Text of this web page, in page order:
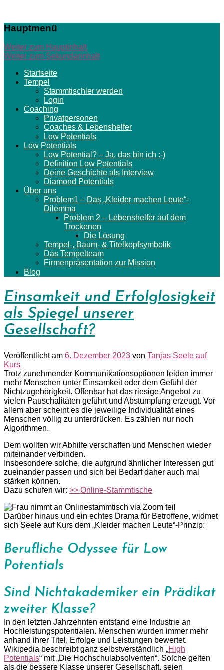
Seele auf
Online-
Stammtische
| 3D-
Begegnungen
| Coaching
Coaches, Firmen
& Sponsoren für
Low Potentials
Hauptmenü
Weiter zum Hauptinhalt
Weiter zum Sekundärinhalt
Startseite
Tempel
Stammtischler werden
Login
Coaching
Privatpersonen
Coaches & Lebenshelfer
Low Potentials
Low Potentials
Low Potential? – Ja, das bin ich :-)
Definition Low Potentials
Deine Geschichte als Interview
Diamond Potentials
Über uns
Problem1 – Das „Kleider machen Leute“-
Dilemma
Problem 2 – Lebenshelfer auf dem
Trockenen
Die Lösung
Tempel-, Baum- & Titelkopfsymbolik
Das Tempelteam
Firmenpräsentation zur Mission
Blog
Einsamkeit und Erfolglosigkeit
als Spiegel unserer
Gesellschaft?
Veröffentlicht am 6. Dezember 2023 von Tanjas Seele auf
Kurs
Trotz zunehmender Kommunikationsoptionen leiden immer
mehr Menschen unter Einsamkeit oder dem Gefühl der
Nichtzugehörigkeit. Offenbar hat das riesige Angebot zu
vielen Pauschalitäten geführt und Abstumpfung erzeugt. Vor
allem aber scheint es die jeweilige Individualität eines
Menschen völlig zu unterdrücken. Es zählen nur noch
Algorithmen.
Dem wollten wir Abhilfe verschaffen und Menschen wieder
miteinander verbinden.
Insbesondere solche, die aufgrund ähnlicher Interessen gut
zueinander passen und sich bei Bedarf daher auch mal
stärken können.
Dazu schufen wir: >> Online-Stammtische
Darüber hinaus und ein echtes Drama für Betroffene, widmet
sich Seele auf Kurs dem „Kleider machen Leute“-Prinzip:
Berufliche Odyssee für Low
Potentials
Sind Nichtakademiker ein Prädikat
zweiter Klasse?
In den letzten Jahrzehnten entstand eine Industrie an
Hochleistungspotentialen. Menschen wurden immer mehr
anhand ihrer Titel, Erfolge und Leistungen bewertet.
Wikipedia beschreibt ganz selbstverständlich „High
Potentials“ mit „Die Hochschulabsolventen“. Solche gelten
als die bessere Klasse unserer Gesellschaft, seien